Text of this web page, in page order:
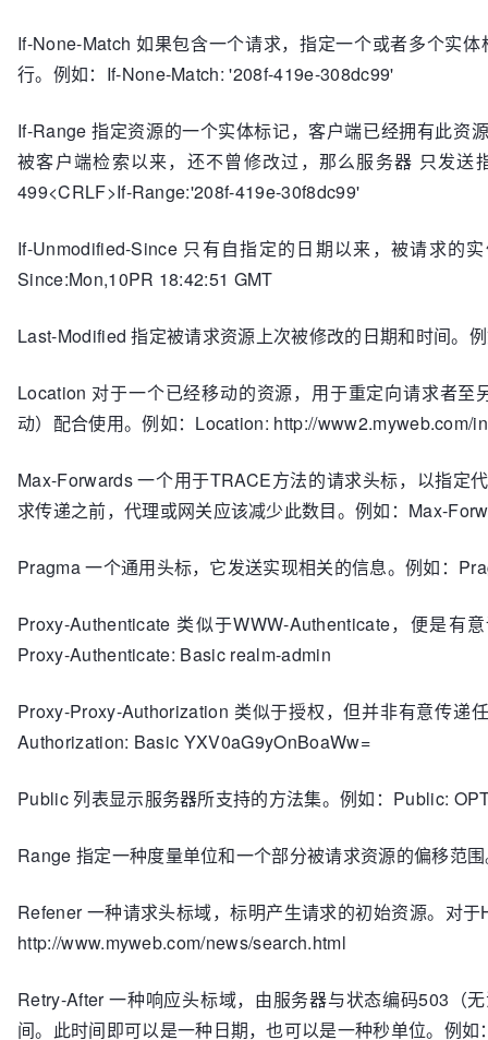
If-None-Match 如果包含一个请求，指定一个或者多个实
行。例如：If-None-Match: '208f-419e-308dc99'
If-Range 指定资源的一个实体标记，客户端已经拥有此资
被客户端检索以来，还不曾修改过，那么服务器 只发
499<CRLF>If-Range:'208f-419e-30f8dc99'
If-Unmodified-Since 只有自指定的日期以来，被请求的
Since:Mon,10PR 18:42:51 GMT
Last-Modified 指定被请求资源上次被修改的日期和时间。
Location 对于一个已经移动的资源，用于重定向请求者
动）配合使用。例如：Location: http://www2.myweb.com/
Max-Forwards 一个用于TRACE方法的请求头标，以指定
求传递之前，代理或网关应该减少此数目。例如：Max-
Pragma 一个通用头标，它发送实现相关的信息。例如：
Proxy-Authenticate 类似于WWW-Authenticate，便是
Proxy-Authenticate: Basic realm-admin
Proxy-Proxy-Authorization 类似于授权，但并非有意传递
Authorization: Basic YXV0aG9yOnBoaWw=
Public 列表显示服务器所支持的方法集。例如：Public:
Range 指定一种度量单位和一个部分被请求资源的偏移范
Refener 一种请求头标域，标明产生请求的初始资源。对
http://www.myweb.com/news/search.html
Retry-After 一种响应头标域，由服务器与状态编码503（
间。此时间即可以是一种日期，也可以是一种秒单位。例如